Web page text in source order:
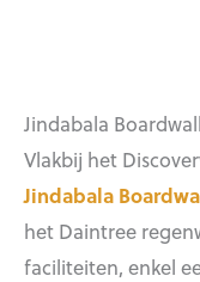
Jindabala
Vlakbij het
Jindabala
het Daintree
faciliteiten, enkel